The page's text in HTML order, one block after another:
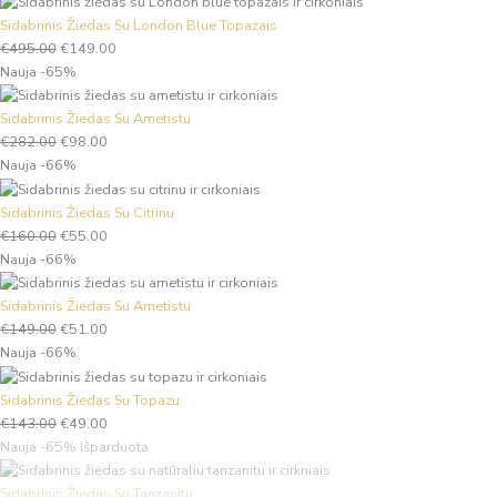
Sidabrinis Žiedas Su London Blue Topazais
€495.00€149.00
Nauja -65%
Sidabrinis Žiedas Su Ametistu
€282.00€98.00
Nauja -66%
Sidabrinis Žiedas Su Citrinu
€160.00€55.00
Nauja -66%
Sidabrinis Žiedas Su Ametistu
€149.00€51.00
Nauja -66%
Sidabrinis Žiedas Su Topazu
€143.00€49.00
Nauja -65% Išparduota